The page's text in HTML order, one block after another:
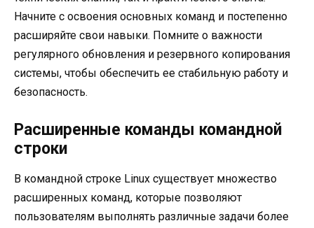
Начните с освоения основных команд и постепенно
расширяйте свои навыки. Помните о важности
регулярного обновления и резервного копирования
системы, чтобы обеспечить ее стабильную работу и
безопасность.
Расширенные команды командной
строки
В командной строке Linux существует множество
расширенных команд, которые позволяют
пользователям выполнять различные задачи более